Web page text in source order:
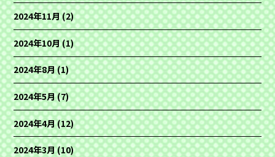
2024年11月(2)
2024年10月(1)
2024年8月(1)
2024年5月(7)
2024年4月(12)
2024年3月(10)